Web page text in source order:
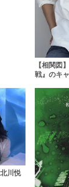
【相関図
戦』のキ
ていた？！
川悦